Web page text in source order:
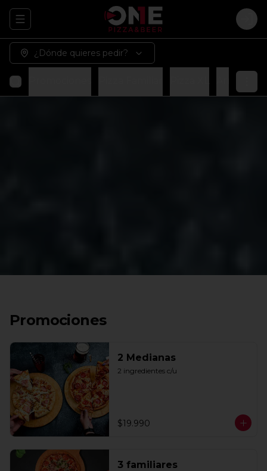
Abrir menu de navegación
¿Dónde quieres pedir?
Promociones
2 Medianas
2 ingredientes c/u
$19.990
3 familiares